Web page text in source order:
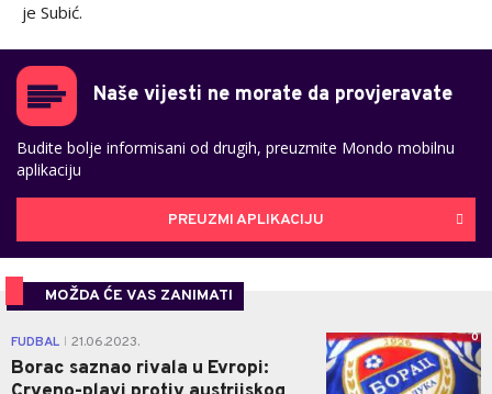
je Subić.
Naše vijesti ne morate da provjeravate
Budite bolje informisani od drugih, preuzmite Mondo mobilnu
aplikaciju
PREUZMI APLIKACIJU
MOŽDA ĆE VAS ZANIMATI
FUDBAL 21.06.2023.
Borac saznao rivala u Evropi:
0